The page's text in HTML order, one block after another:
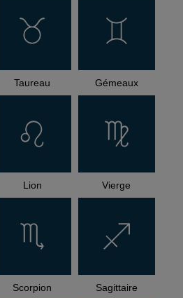
Taureau Gémeaux
Lion Vierge
Scorpion Sagittaire